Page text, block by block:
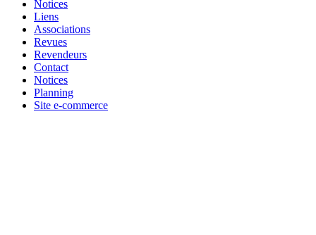
Notices
Liens
Associations
Revues
Revendeurs
Contact
Notices
Planning
Site e-commerce